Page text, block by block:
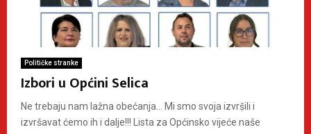
Političke stranke
Izbori u Općini Selica
Ne trebaju nam lažna obećanja… Mi smo svoja izvrṣ̌ili i
izvršavat ćemo ih i dalje!!! Lista za Općinsko vijeće naše